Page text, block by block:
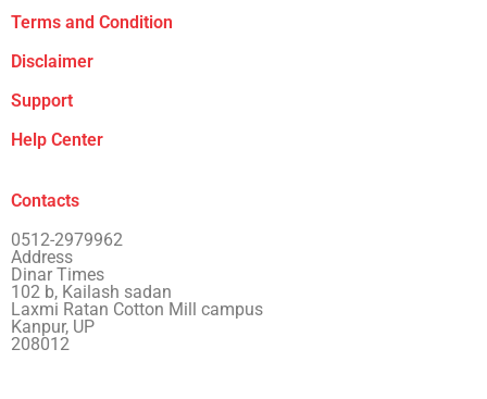
Terms and Condition
Disclaimer
Support
Help Center
Contacts
0512-2979962
Address
Dinar Times
102 b, Kailash sadan
Laxmi Ratan Cotton Mill campus
Kanpur, UP
208012